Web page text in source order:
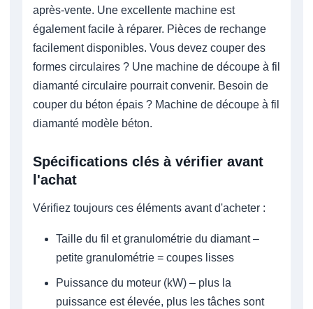
après-vente. Une excellente machine est
également facile à réparer. Pièces de rechange
facilement disponibles. Vous devez couper des
formes circulaires ? Une machine de découpe à fil
diamanté circulaire pourrait convenir. Besoin de
couper du béton épais ? Machine de découpe à fil
diamanté modèle béton.
Spécifications clés à vérifier avant
l'achat
Vérifiez toujours ces éléments avant d'acheter :
Taille du fil et granulométrie du diamant –
petite granulométrie = coupes lisses
Puissance du moteur (kW) – plus la
puissance est élevée, plus les tâches sont